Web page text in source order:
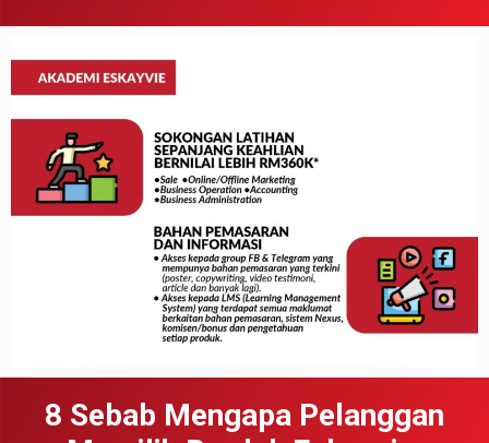
8 Sebab Mengapa Pelanggan